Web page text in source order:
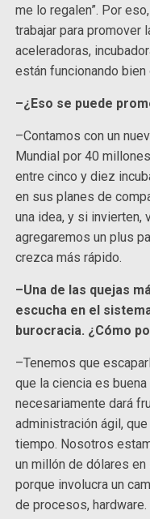
me lo regalen”. Por
trabajar para promover
aceleradoras,
están funcionando
–¿Eso se puede
–Contamos con un
Mundial por 40
entre cinco y diez
en sus planes de
una idea, y si invierten,
agregaremos un plus
crezca más rápido.
–Una de las quejas
escucha en el
burocracia. ¿Cómo
–Tenemos que
que la ciencia es
necesariamente dará
administración ágil,
tiempo. Nosotros
un millón de dólares
porque involucra un
de procesos,